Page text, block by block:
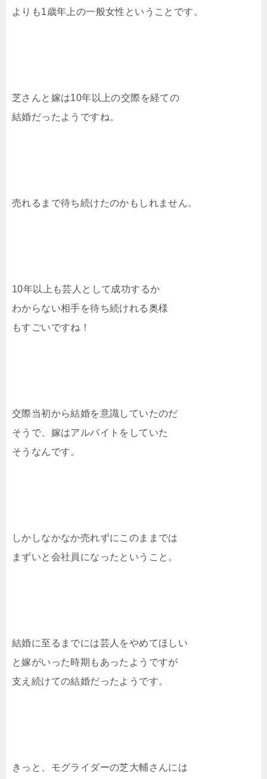
よりも1歳年上の一般女性ということです。
芝さんと嫁は10年以上の交際を経ての
結婚だったようですね。
売れるまで待ち続けたのかもしれません。
10年以上も芸人として成功するか
わからない相手を待ち続けれる奥様
もすごいですね！
交際当初から結婚を意識していたのだ
そうで、嫁はアルバイトをしていた
そうなんです。
しかしなかなか売れずにこのままでは
まずいと会社員になったということ。
結婚に至るまでには芸人をやめてほしい
と嫁がいった時期もあったようですが
支え続けての結婚だったようです。
きっと、モグライダーの芝大輔さんには